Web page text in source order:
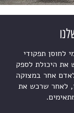
לחוסן תפקודי
את היכולת לספק
אחר במצוקה
לאחר שרכש את